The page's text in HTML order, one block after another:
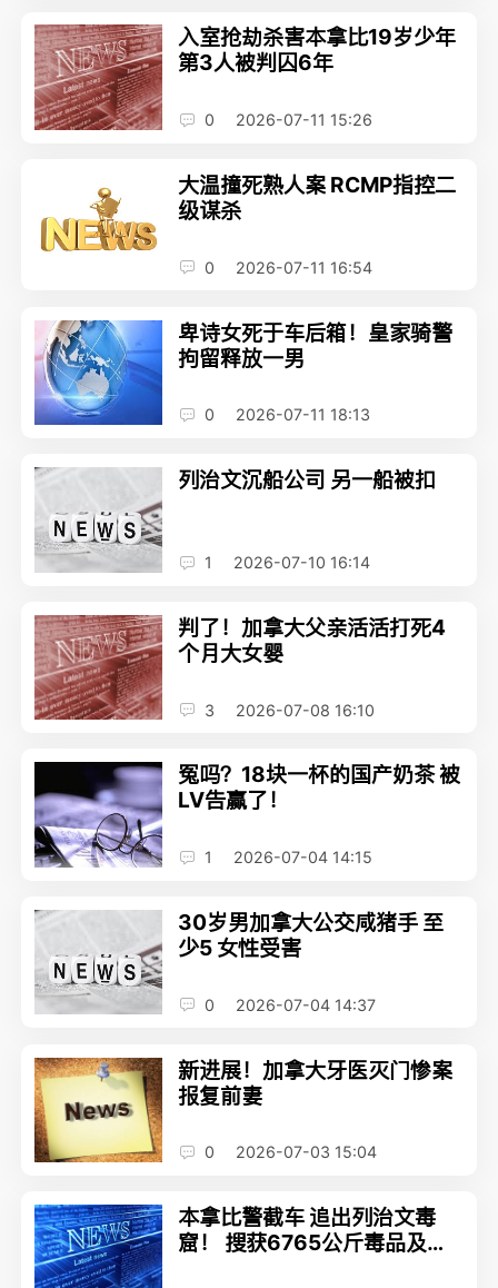
入室抢劫杀害本拿比19岁少年
第3人被判囚6年
0 2026-07-11 15:26
大温撞死熟人案 RCMP指控二
级谋杀
0 2026-07-11 16:54
卑诗女死于车后箱！皇家骑警
拘留释放一男
0 2026-07-11 18:13
列治文沉船公司 另一船被扣
1 2026-07-10 16:14
判了！加拿大父亲活活打死4
个月大女婴
3 2026-07-08 16:10
冤吗？18块一杯的国产奶茶 被
LV告赢了！
1 2026-07-04 14:15
30岁男加拿大公交咸猪手 至
少5 女性受害
0 2026-07-04 14:37
新进展！加拿大牙医灭门惨案
报复前妻
0 2026-07-03 15:04
本拿比警截车 追出列治文毒
窟！ 搜获6765公斤毒品及前